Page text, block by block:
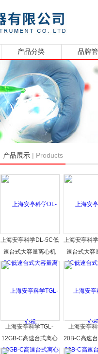
产品分类 品牌
产品展示 | Products
上海安亭科学DL-5C低
速台式大容量离心机
上海安亭科
速台式大容
上海安亭科学TGL-
12GB-C高速台式离心
机
上海安亭
20B-C高速